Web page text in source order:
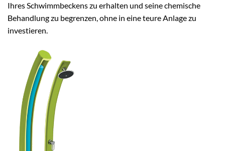
Ihres Schwimmbeckens zu erhalten und seine chemische
Behandlung zu begrenzen, ohne in eine teure Anlage zu
investieren.